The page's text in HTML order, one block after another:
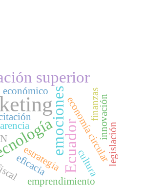
emociones
superior
Ecuadorcultura
economía circular
estrategia
económico
innovación
legislación
finanzas
emprendimiento
eficacia